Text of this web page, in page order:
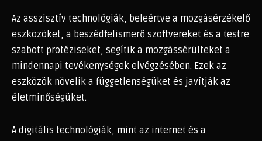
Az asszisztív technológiák, beleértve a mozgásérzékelő
eszközöket, a beszédfelismerő szoftvereket és a testre
szabott protéziseket, segítik a mozgássérülteket a
mindennapi tevékenységek elvégzésében. Ezek az
eszközök növelik a függetlenségüket és javítják az
életminőségüket.
A digitális technológiák, mint az internet és a